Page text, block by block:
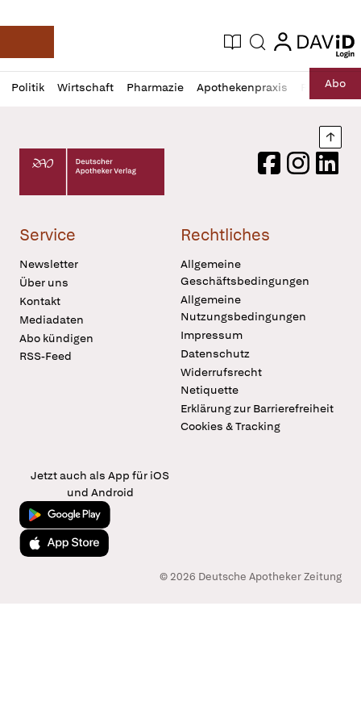
Deutsche Apotheker Zeitung
Aktuelle Ausgabe
Suche login
login
Politik Wirtschaft Pharmazie Apothekenpraxis RechtAbo
Profil
öffnen
Daz
Pur
Deutscher Apotheker Verlag Logo
FacebookInstagram
Service
Newsletter
Über uns
Kontakt
Mediadaten
Abo kündigen
RSS-Feed
Rechtliches
Allgemeine
Geschäftsbedingungen
Allgemeine
Nutzungsbedingungen
Impressum
Datenschutz
Widerrufsrecht
Netiquette
Erklärung zur Barrierefreiheit
Cookies & Tracking
Jetzt auch als App für iOS
und Android
Jetzt bei Google Play
Laden im App Store
© 2026 Deutsche Apotheker Zeitung